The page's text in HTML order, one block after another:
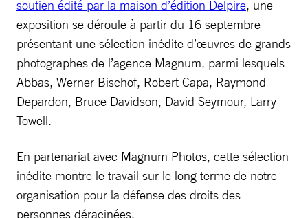
soutien édité par la maison d’édition Delpire, une
exposition se déroule à partir du 16 septembre
présentant une sélection inédite d’œuvres de grands
photographes de l’agence Magnum, parmi lesquels
Abbas, Werner Bischof, Robert Capa, Raymond
Depardon, Bruce Davidson, David Seymour, Larry
Towell.
En partenariat avec Magnum Photos, cette sélection
inédite montre le travail sur le long terme de notre
organisation pour la défense des droits des
personnes déracinées.